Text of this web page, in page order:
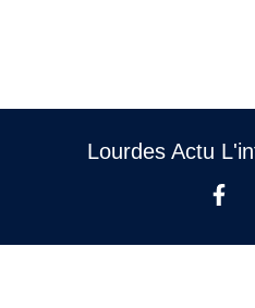
Lourdes Actu